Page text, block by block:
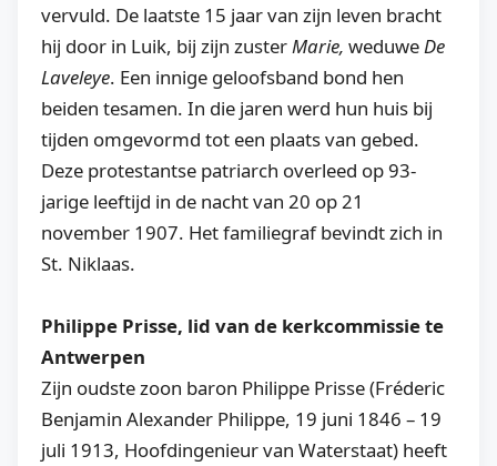
vervuld. De laatste 15 jaar van zijn leven bracht
hij door in Luik, bij zijn zusterMarie, weduweDe
Laveleye. Een innige geloofsband bond hen
beiden tesamen. In die jaren werd hun huis bij
tijden omgevormd tot een plaats van gebed.
Deze protestantse patriarch overleed op 93-
jarige leeftijd in de nacht van 20 op 21
november 1907. Het familiegraf bevindt zich in
St. Niklaas.
Philippe Prisse, lid van de kerkcommissie te
Antwerpen
Zijn oudste zoon baron Philippe Prisse (Fréderic
Benjamin Alexander Philippe, 19 juni 1846 – 19
juli 1913, Hoofdingenieur van Waterstaat) heeft